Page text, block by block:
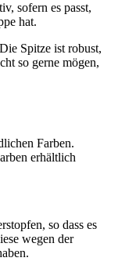
sofern es passt,
hat.
Spitze ist robust,
so gerne mögen,
Farben.
erhältlich
so dass es
wegen der